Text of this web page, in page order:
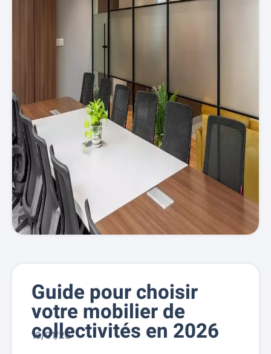
Guide pour choisir
votre mobilier de
collectivités en 2026
16/01/26